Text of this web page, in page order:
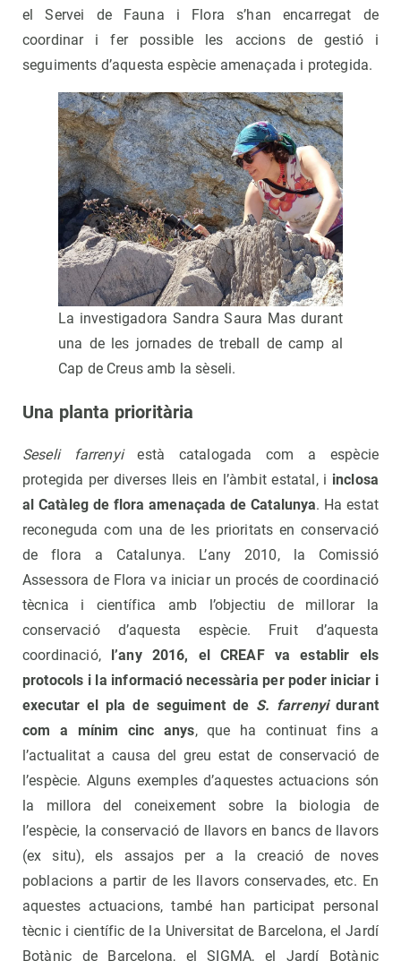
el Servei de Fauna i Flora s’han encarregat de
coordinar i fer possible les accions de gestió i
seguiments d’aquesta espècie amenaçada i protegida.
La investigadora Sandra Saura Mas durant
una de les jornades de treball de camp al
Cap de Creus amb la sèseli.
Una planta prioritària
Seseli farrenyiestà catalogada com a espècie
protegida per diverses lleis en l’àmbit estatal, i inclosa
al Catàleg de flora amenaçada de Catalunya. Ha estat
reconeguda com una de les prioritats en conservació
de flora a Catalunya. L’any 2010, la Comissió
Assessora de Flora va iniciar un procés de coordinació
tècnica i científica amb l’objectiu de millorar la
conservació d’aquesta espècie. Fruit d’aquesta
coordinació, l’any 2016, el CREAF va establir els
protocols i la informació necessària per poder iniciar i
executar el pla de seguiment de S. farrenyidurant
com a mínim cinc anys, que ha continuat fins a
l’actualitat a causa del greu estat de conservació de
l’espècie. Alguns exemples d’aquestes actuacions són
la millora del coneixement sobre la biologia de
l’espècie, la conservació de llavors en bancs de llavors
(ex situ), els assajos per a la creació de noves
poblacions a partir de les llavors conservades, etc. En
aquestes actuacions, també han participat personal
tècnic i científic de la Universitat de Barcelona, el Jardí
Botànic de Barcelona, el SIGMA, el Jardí Botànic